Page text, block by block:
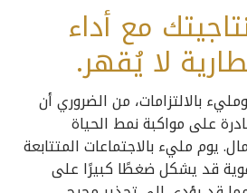
مع أداء
لا يُقهر.
بالالتزامات، من الضروري أن
على مواكبة نمط الحياة
يوم مليء بالاجتماعات المتتابعة
قد يشكل ضغطًا كبيرًا على